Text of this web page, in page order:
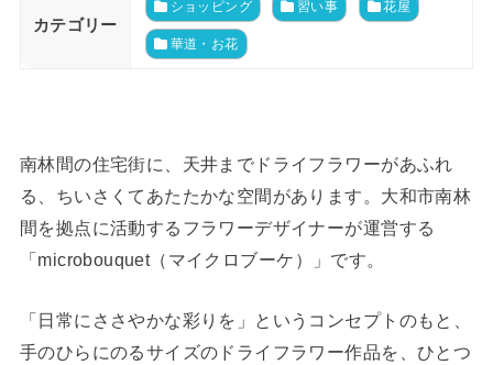
カテゴリー
ショッピング 習い事 花屋
華道・お花
南林間の住宅街に、天井までドライフラワーがあふれ
る、ちいさくてあたたかな空間があります。大和市南林
間を拠点に活動するフラワーデザイナーが運営する
「microbouquet（マイクロブーケ）」です。
「日常にささやかな彩りを」というコンセプトのもと、
手のひらにのるサイズのドライフラワー作品を、ひとつ